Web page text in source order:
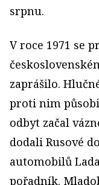
srpnu.
V roce 1971 se
zaprášilo.
proti nim
odbyt začal
dodali Rusové
automobilů
pořadník.